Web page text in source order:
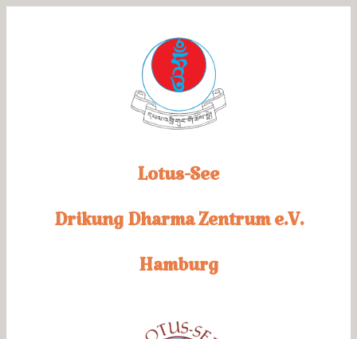
Lotus-See
DrikungDharma Zentrum e.V.
Hamburg